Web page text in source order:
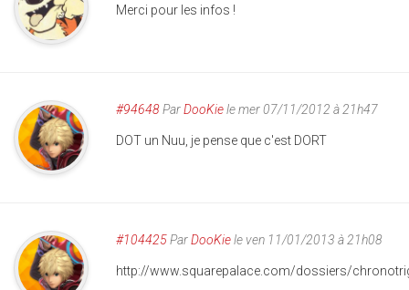
Merci pour les infos !
#94648ParDooKiele mer 07/11/2012 à 21h47
DOT un Nuu, je pense que c'est DORT
#104425ParDooKiele ven 11/01/2013 à 21h08
http://www.squarepalace.com/dossiers/